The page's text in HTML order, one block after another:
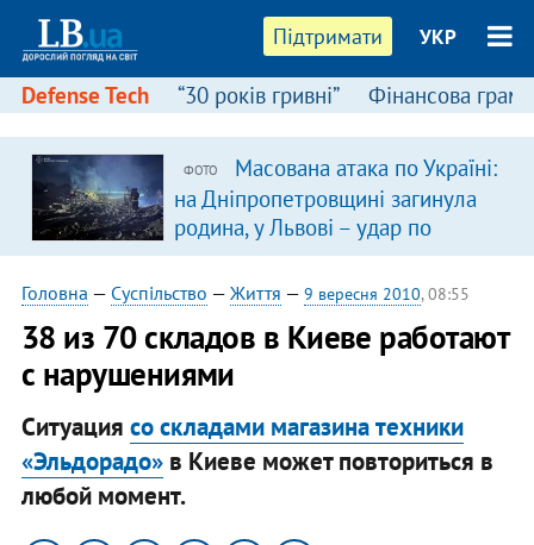
Підтримати УКР
Defense Tech “30 років гривні” Фінансова
ФОТО
Масована атака по Україні:
на Дніпропетровщині загинула
родина, у Львові – удар по
багатоповерхівках
(доповнюється)
Головна — Суспільство — Життя — 9 вересня 2010, 08:55
38 из 70 складов в Киеве работают
с нарушениями
Ситуация со складами магазина техники
«Эльдорадо»в Киеве может повториться в
любой момент.